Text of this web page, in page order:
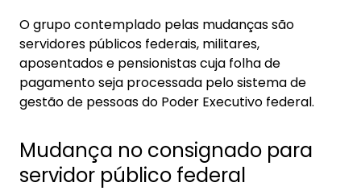
3. Descontos sindicais
O grupo contemplado pelas mudanças são
servidores públicos federais, militares,
aposentados e pensionistas cuja folha de
pagamento seja processada pelo sistema de
gestão de pessoas do Poder Executivo federal.
Mudança no consignado para
servidor público federal